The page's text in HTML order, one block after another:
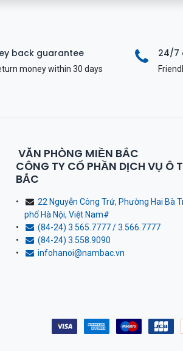
back guarantee
money within 30 days
24/7
VĂN PHÒNG MIỀN BẮC
CÔNG TY CỔ PHẦN DỊCH VỤ Ô
BẮC
22 Nguyễn Công Trứ, Phường Hai Bà
phố Hà Nội, Việt Nam#
(84-24) 3.565.7777 / 3.566.7777
(84-24) 3.558.9090
infohanoi@nambac.vn